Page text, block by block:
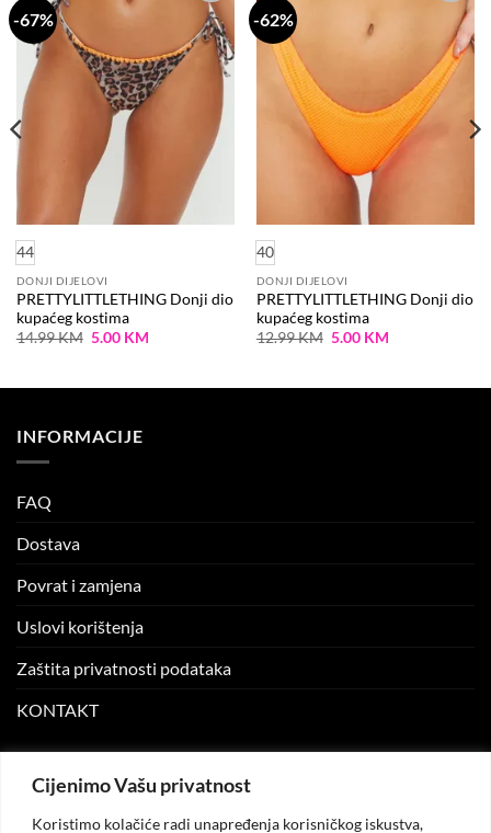
Cijenimo Vašu privatnost
Koristimo kolačiće radi unapređenja korisničkog iskustva,
-67%
Dodaj
na
listu
želja
44
DONJI DIJELOVI
PRETTYLITTLETHING Donji dio
kupaćeg kostima
14.99KM Original
5.00 KMCurrent
-62%
Dodaj
na
listu
želja
40
DONJI DIJELOVI
PRETTYLITTLETHING Donji dio
kupaćeg kostima
12.99KM Original
5.00 KMCurrent
INFORMACIJE
FAQ
Dostava
Povrat i zamjena
Uslovi korištenja
Zaštita privatnosti podataka
KONTAKT